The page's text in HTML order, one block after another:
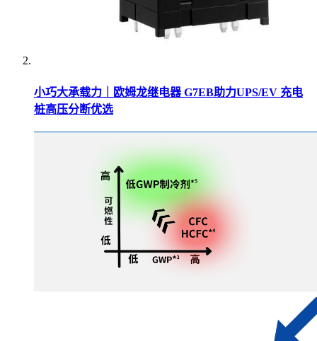
小巧大承载力｜欧姆龙继电器 G7EB助力UPS/EV 充电
桩高压分断优选